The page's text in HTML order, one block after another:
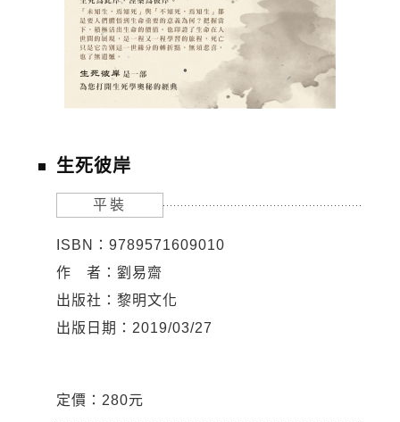
生死彼岸
平裝
ISBN：9789571609010
作 者：劉易齋
出版社：黎明文化
出版日期：2019/03/27
定價：280元